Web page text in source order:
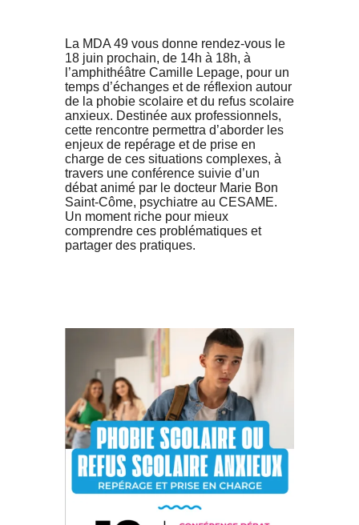
La MDA 49 vous donne rendez-vous le
18 juin prochain, de 14h à 18h, à
l’amphithéâtre Camille Lepage, pour un
temps d’échanges et de réflexion autour
de la phobie scolaire et du refus scolaire
anxieux. Destinée aux professionnels,
cette rencontre permettra d’aborder les
enjeux de repérage et de prise en
charge de ces situations complexes, à
travers une conférence suivie d’un
débat animé par le docteur Marie Bon
Saint-Côme, psychiatre au CESAME.
Un moment riche pour mieux
comprendre ces problématiques et
partager des pratiques.